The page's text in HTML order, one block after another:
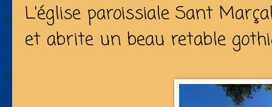
L'église paroissiale Sant
et abrite un beau retable